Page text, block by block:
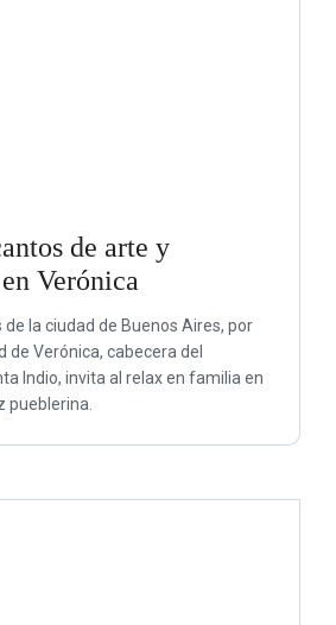
de arte y
Verónica
la ciudad de Buenos Aires, por
de Verónica, cabecera del
Indio, invita al relax en familia en
pueblerina.